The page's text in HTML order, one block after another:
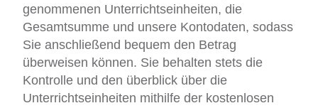
genommenen Unterrichtseinheiten, die
Gesamtsumme und unsere Kontodaten, sodass
Sie anschließend bequem den Betrag
überweisen können. Sie behalten stets die
Kontrolle und den überblick über die
Unterrichtseinheiten mithilfe der kostenlosen